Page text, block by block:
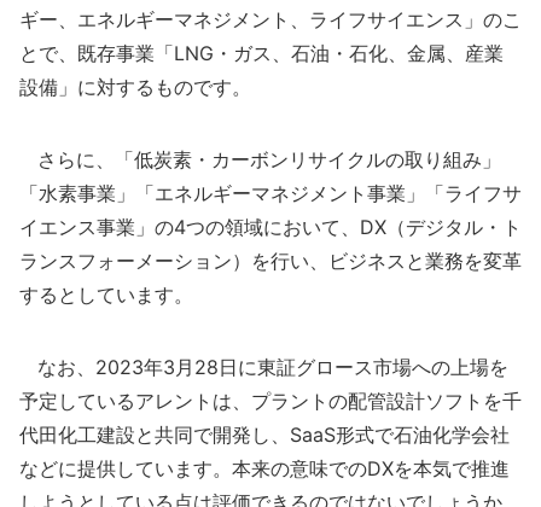
ギー、エネルギーマネジメント、ライフサイエンス」のこ
とで、既存事業「LNG・ガス、石油・石化、金属、産業
設備」に対するものです。
さらに、「低炭素・カーボンリサイクルの取り組み」
「水素事業」「エネルギーマネジメント事業」「ライフサ
イエンス事業」の4つの領域において、DX（デジタル・ト
ランスフォーメーション）を行い、ビジネスと業務を変革
するとしています。
なお、2023年3月28日に東証グロース市場への上場を
予定しているアレントは、プラントの配管設計ソフトを千
代田化工建設と共同で開発し、SaaS形式で石油化学会社
などに提供しています。本来の意味でのDXを本気で推進
しようとしている点は評価できるのではないでしょうか。